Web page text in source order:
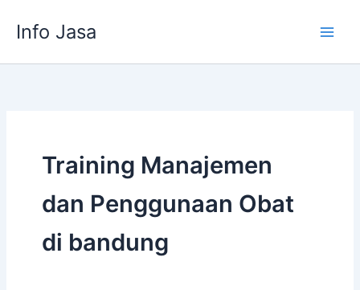
Info Jasa
Training Manajemen
dan Penggunaan Obat
di bandung